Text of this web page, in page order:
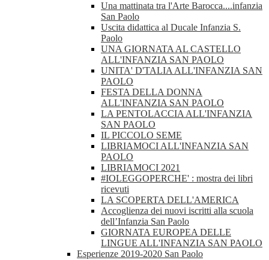
Una mattinata tra l'Arte Barocca....infanzia
San Paolo
Uscita didattica al Ducale Infanzia S.
Paolo
UNA GIORNATA AL CASTELLO
ALL'INFANZIA SAN PAOLO
UNITA' D'TALIA ALL'INFANZIA SAN
PAOLO
FESTA DELLA DONNA
ALL'INFANZIA SAN PAOLO
LA PENTOLACCIA ALL'INFANZIA
SAN PAOLO
IL PICCOLO SEME
LIBRIAMOCI ALL'INFANZIA SAN
PAOLO
LIBRIAMOCI 2021
#IOLEGGOPERCHE' : mostra dei libri
ricevuti
LA SCOPERTA DELL'AMERICA
Accoglienza dei nuovi iscritti alla scuola
dell’Infanzia San Paolo
GIORNATA EUROPEA DELLE
LINGUE ALL'INFANZIA SAN PAOLO
Esperienze 2019-2020 San Paolo